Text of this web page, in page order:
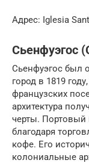
Адрес: Iglesia
Сьенфуэгос
Сьенфуэгос был
город в 1819
французских
архитектура
черты. Портовый
благодаря
кофе. Его
колониальные